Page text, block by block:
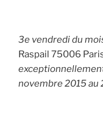
3e vendredi du
Raspail 75006
novembre 2015 au